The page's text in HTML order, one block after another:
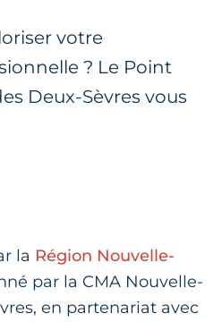
votre
? Le Point
Deux-Sèvres vous
la Région Nouvelle-
par la CMA Nouvelle-
en partenariat avec